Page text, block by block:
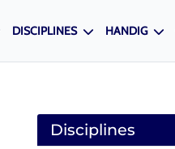
DISCIPLINES HANDIG
Disciplines